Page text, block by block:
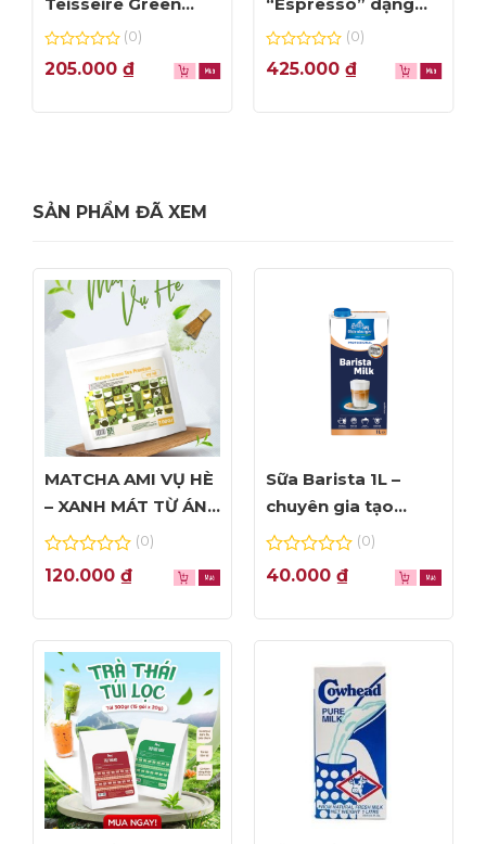
Watermelon Agua Fresca
Mint – chai 70cl
0
out
5
(0)
205.000 ₫
bột – hộp 250gr
0
out
5
(0)
425.000 ₫
SẢN PHẨM ĐÃ XEM
MATCHA AMI VỤ HÈ
– XANH MÁT TỪ ÁNH
NHÌN ĐẦU TIÊN
0
out
5
(0)
120.000 ₫
Sữa Barista 1L –
chuyên gia tạo
Foam đỉnh cao
0
out
5
(0)
40.000 ₫